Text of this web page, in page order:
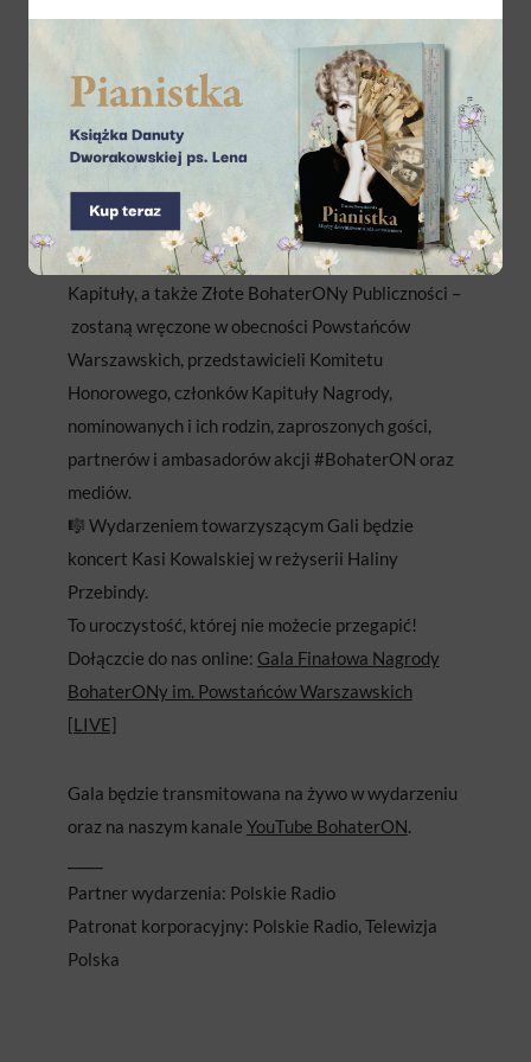
organizacja non profit
nauczyciel
pasjonat
Statuetki – Złote, Srebrne i Brązowe BohaterONy
Kapituły, a także Złote BohaterONy Publiczności –
zostaną wręczone w obecności Powstańców
Warszawskich, przedstawicieli Komitetu
Honorowego, członków Kapituły Nagrody,
nominowanych i ich rodzin, zaproszonych gości,
partnerów i ambasadorów akcji #BohaterON oraz
mediów.
🎼 Wydarzeniem towarzyszącym Gali będzie
koncert Kasi Kowalskiej w reżyserii Haliny
Przebindy.
To uroczystość, której nie możecie przegapić!
Dołączcie do nas online: Gala Finałowa Nagrody
BohaterONy im. Powstańców Warszawskich
[LIVE]
Gala będzie transmitowana na żywo w wydarzeniu
oraz na naszym kanale YouTube BohaterON.
Partner wydarzenia: Polskie Radio
Patronat korporacyjny: Polskie Radio, Telewizja
Polska